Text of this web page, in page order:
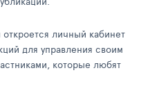
личный кабинет
для управления своим
которые любят